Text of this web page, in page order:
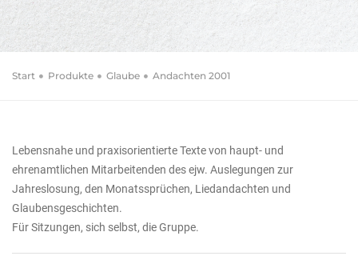
Start Produkte Glaube Andachten 2001
Lebensnahe und praxisorientierte Texte von haupt- und
ehrenamtlichen Mitarbeitenden des ejw. Auslegungen zur
Jahreslosung, den Monatssprüchen, Liedandachten und
Glaubensgeschichten.
Für Sitzungen, sich selbst, die Gruppe.